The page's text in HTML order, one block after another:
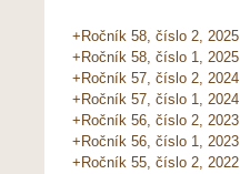
+Ročník 58, číslo 2, 2025
+Ročník 58, číslo 1, 2025
+Ročník 57, číslo 2, 2024
+Ročník 57, číslo 1, 2024
+Ročník 56, číslo 2, 2023
+Ročník 56, číslo 1, 2023
+Ročník 55, číslo 2, 2022